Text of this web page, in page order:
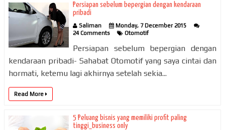
Persiapan sebelum bepergian dengan kendaraan
pribadi
Saliman
Monday, 7 December 2015
24 Comments
Otomotif
Persiapan sebelum bepergian dengan
kendaraan pribadi- Sahabat Otomotif yang saya cintai dan
hormati, ketemu lagi akhirnya setelah sekia...
Read More
5 Peluang bisnis yang memiliki profit paling
tinggi_business only